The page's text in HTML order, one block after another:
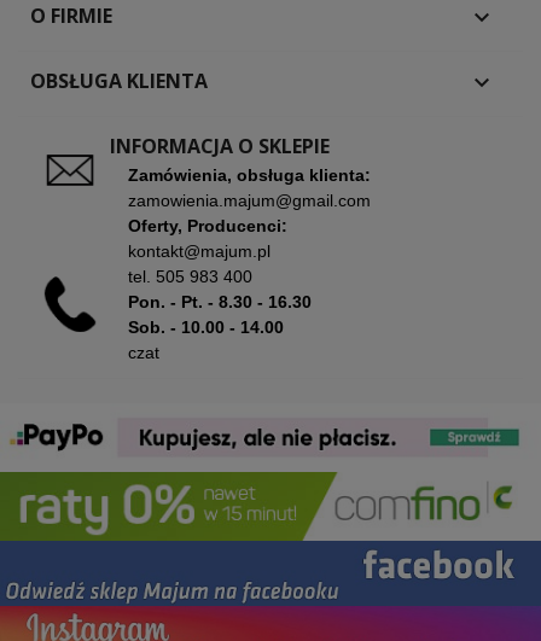
O FIRMIE 
OBSŁUGA KLIENTA 
INFORMACJA O SKLEPIE
Zamówienia, obsługa klienta:
zamowienia.majum@gmail.com
Oferty, Producenci:
kontakt@majum.pl
tel. 505 983 400
Pon. - Pt. - 8.30 - 16.30
Sob. - 10.00 - 14.00
czat